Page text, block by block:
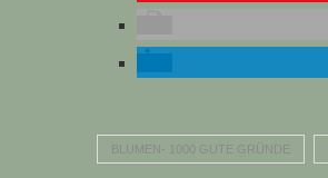
BLUMEN- 1000 GUTE GRÜNDE